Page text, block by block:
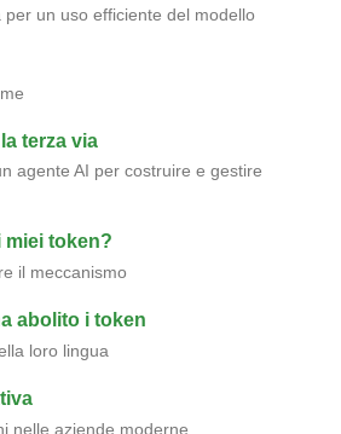
per un uso efficiente del modello
terza via
agente AI per costruire e gestire
miei token?
il meccanismo
abolito i token
loro lingua
nelle aziende moderne